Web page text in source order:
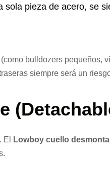
sola pieza de acero, se
bulldozers pequeños,
siempre será un
El Lowboy cuello